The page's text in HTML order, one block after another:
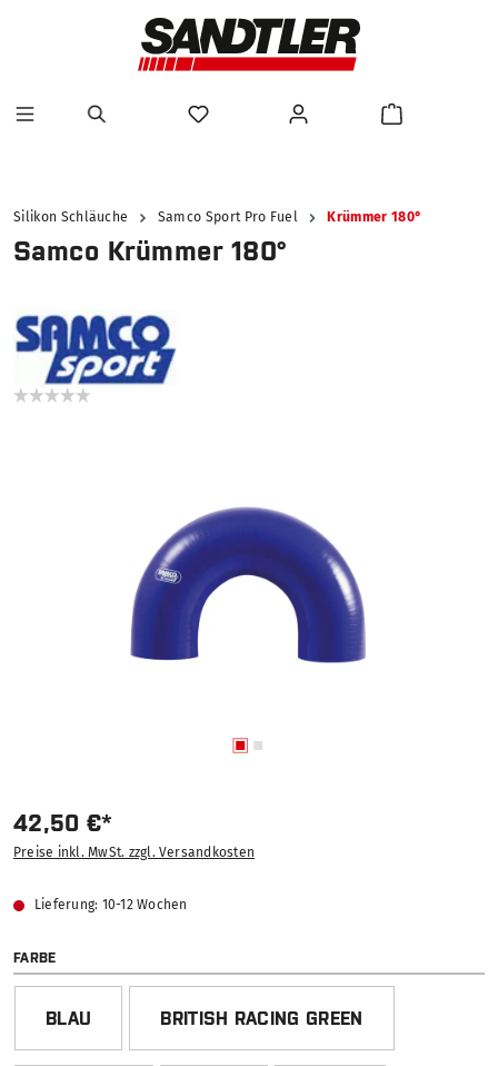
Silikon Schläuche Samco Sport Pro Fuel Krümmer 180°
Samco Krümmer 180°
42,50 €*
Preise inkl. MwSt. zzgl. Versandkosten
Lieferung: 10-12 Wochen
FARBEAUSWÄHLEN
BLAU BRITISH RACING GREEN